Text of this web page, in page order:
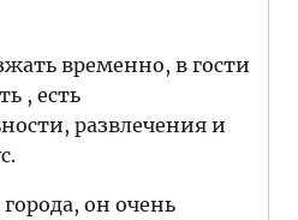
временно, в гости
, есть
развлечения и
он очень